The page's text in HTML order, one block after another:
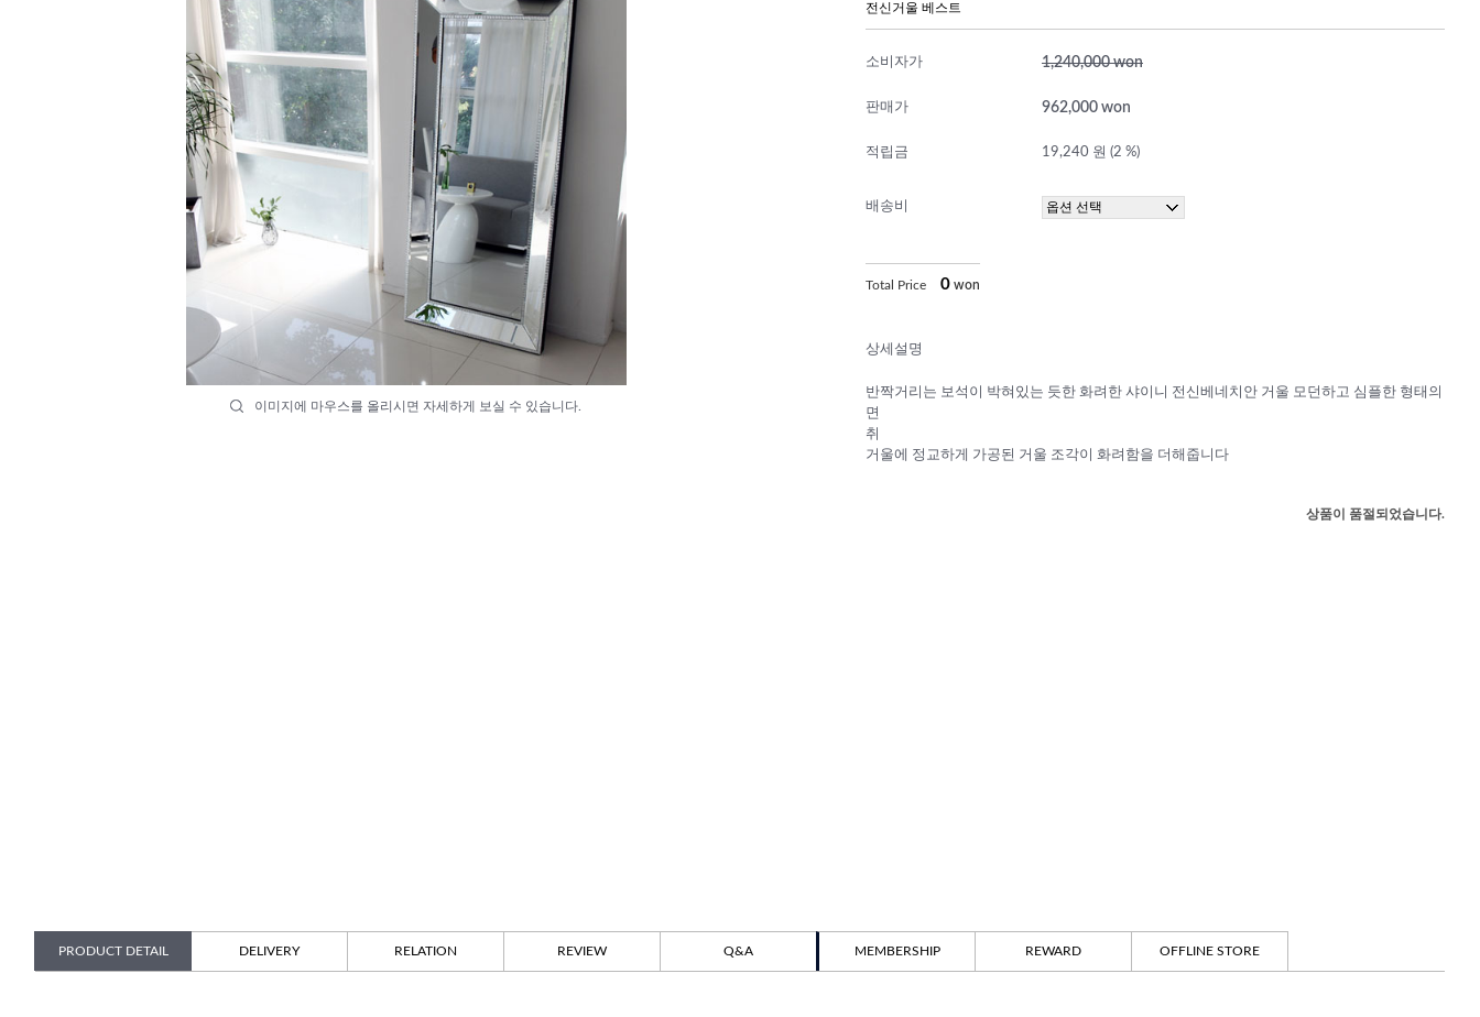
이미지에 마우스를 올리시면 자세하게 보실 수 있습니다.
전신거울 베스트
소비자가 1,240,000 won
판매가 962,000 won
적립금 19,240 원 (2 %)
배송비
Total Price 0 won
상세설명
반짝거리는 보석이 박혀있는 듯한 화려한 샤이니 전신베네치안 거울 모던하고 심플한 형태의
면
취
거울에 정교하게 가공된 거울 조각이 화려함을 더해줍니다
상품이 품절되었습니다.
PRODUCT DETAIL DELIVERY RELATION REVIEW Q&A MEMBERSHIP REWARD OFFLINE STORE